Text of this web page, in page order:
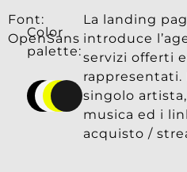
Font:
OpenSans
Color
palette:
La landing
introduce
servizi offerti
rappresentati.
singolo
musica ed i
acquisto /